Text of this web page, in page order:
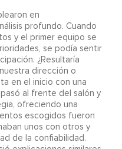
en
profundo. Cuando
y el primer equipo se
se podía sentir
¿Resultaría
dirección o
en el inicio con una
al frente del salón y
ofreciendo una
escogidos fueron
unos con otros y
de la confiabilidad.